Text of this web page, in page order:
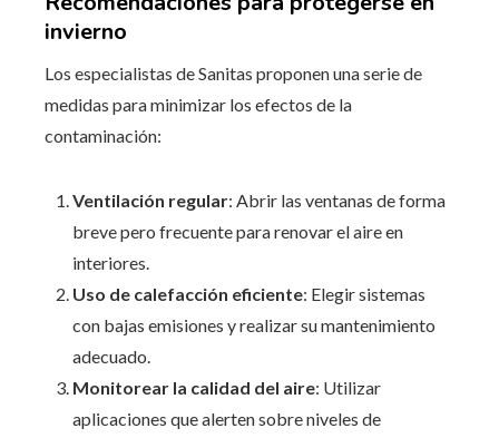
invierno
Los especialistas de Sanitas proponen una serie de
medidas para minimizar los efectos de la
contaminación:
Ventilación regular: Abrir las ventanas de forma
breve pero frecuente para renovar el aire en
interiores.
Uso de calefacción eficiente: Elegir sistemas
con bajas emisiones y realizar su mantenimiento
adecuado.
Monitorear la calidad del aire: Utilizar
aplicaciones que alerten sobre niveles de